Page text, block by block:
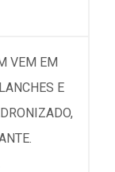
VEM EM
E